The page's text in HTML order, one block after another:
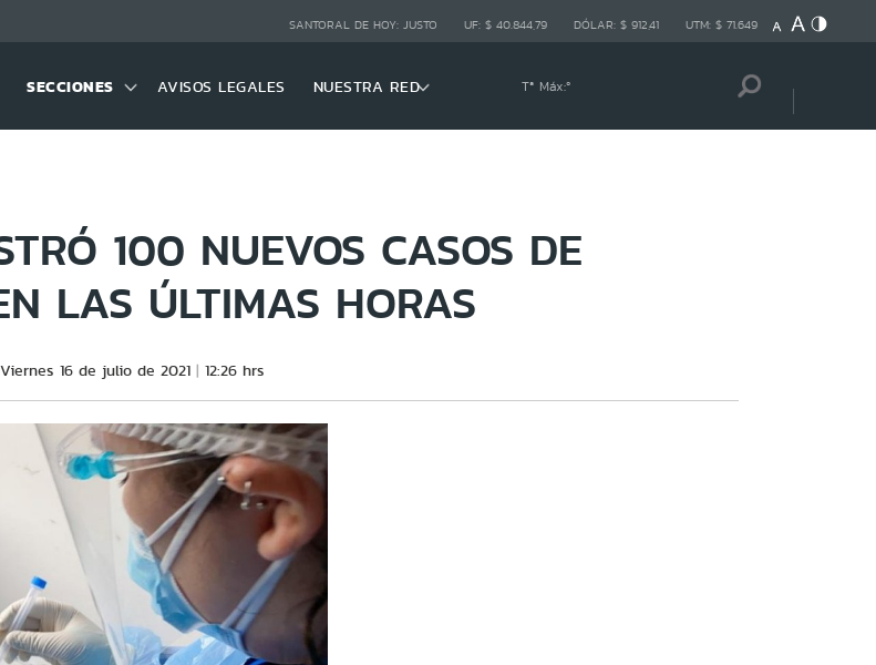
SANTORAL DE HOY: JUSTO UF: $ 40.844,79 DÓLAR: $ 912,41 UTM: $ 71.649
SECCIONES AVISOS LEGALES NUESTRA RED Tª Máx:º
100 NUEVOS CASOS DE
LAS ÚLTIMAS HORAS
Viernes 16 de julio de 2021 12:26 hrs